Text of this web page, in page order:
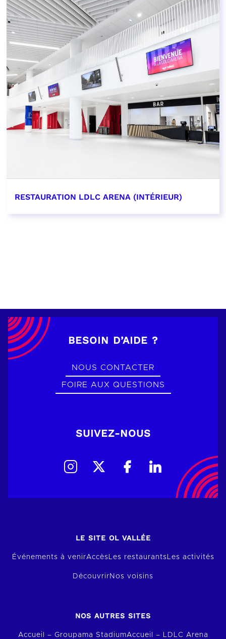
RESTAURATION LDLC ARENA (INTÉRIEUR)
BESOIN D’AIDE ?
NOUS CONTACTER
FOIRE AUX QUESTIONS
SUIVEZ-NOUS
LE SITE OL VALLÉE
Événements à venirAccèsLes restaurantsLes activités
Découvrir Nos voisins
NOS AUTRES SITES
Accueil – Groupama StadiumAccueil – LDLC Arena